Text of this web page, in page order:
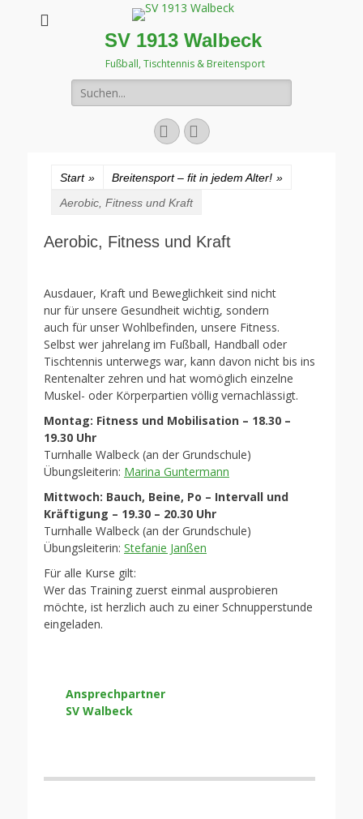
SV 1913 Walbeck
Fußball, Tischtennis & Breitensport
Suchen
nach:
FacebookInstagram
Start » Breitensport – fit in jedem Alter! »
Aerobic, Fitness und Kraft
Aerobic, Fitness und Kraft
Ausdauer, Kraft und Beweglichkeit sind nicht
nur für unsere Gesundheit wichtig, sondern
auch für unser Wohlbefinden, unsere Fitness.
Selbst wer jahrelang im Fußball, Handball oder
Tischtennis unterwegs war, kann davon nicht bis ins
Rentenalter zehren und hat womöglich einzelne
Muskel- oder Körperpartien völlig vernachlässigt.
Montag: Fitness und Mobilisation – 18.30 –
19.30 Uhr
Turnhalle Walbeck (an der Grundschule)
Übungsleiterin: Marina Guntermann
Mittwoch: Bauch, Beine, Po – Intervall und
Kräftigung – 19.30 – 20.30 Uhr
Turnhalle Walbeck (an der Grundschule)
Übungsleiterin: Stefanie Janßen
Für alle Kurse gilt:
Wer das Training zuerst einmal ausprobieren
möchte, ist herzlich auch zu einer Schnupperstunde
eingeladen.
Ansprechpartner
SV Walbeck